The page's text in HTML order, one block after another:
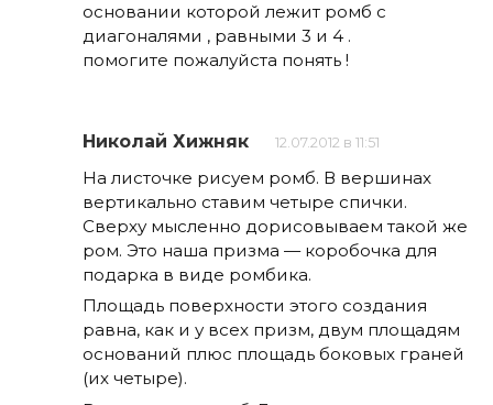
основании которой лежит ромб с
диагоналями , равными 3 и 4 .
помогите пожалуйста понять !
Николай Хижняк 12.07.2012 в 11:51
На листочке рисуем ромб. В вершинах
вертикально ставим четыре спички.
Сверху мысленно дорисовываем такой же
ром. Это наша призма — коробочка для
подарка в виде ромбика.
Площадь поверхности этого создания
равна, как и у всех призм, двум площадям
оснований плюс площадь боковых граней
(их четыре).